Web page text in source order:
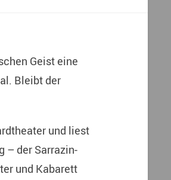
Geist eine
Bleibt der
und liest
– der Sarrazin-
und Kabarett